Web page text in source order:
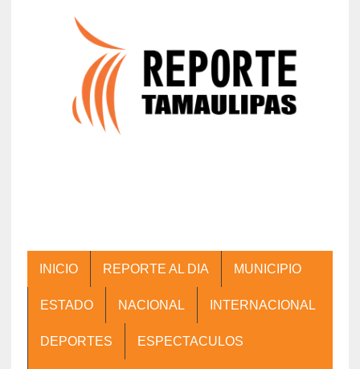
INICIO REPORTE AL DIA MUNICIPIO
ESTADO NACIONAL INTERNACIONAL
DEPORTES ESPECTACULOS